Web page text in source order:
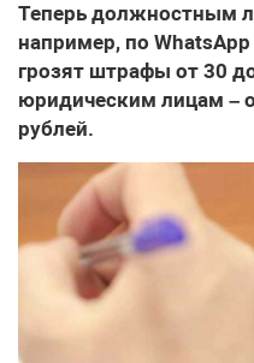
Теперь должностным
например, по
грозят штрафы от 30
юридическим лицам –
рублей.